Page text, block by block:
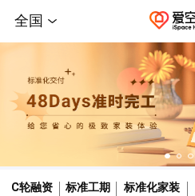
全国
C轮融资 标准工期 标准化家装